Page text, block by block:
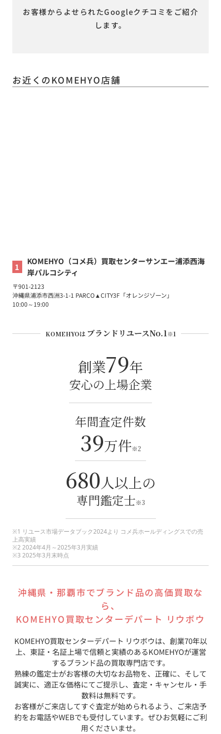
お客様からよせられたGoogleクチコミをご紹介
します。
お近くのKOMEHYO店舗
1
KOMEHYO（コメ兵）買取センターサンエー浦添西海
岸パルコシティ
〒901-2123
沖縄県浦添市西洲3-1-1 PARCO▲CITY3F「オレンジゾーン」
10:00～19:00
KOMEHYOは ブランドリユースNo.1※1
創業79年
安心の上場企業
年間査定件数
39万件※2
680人以上の
専門鑑定士※3
※1 リユース市場データブック2024より コメ兵ホールディングスでの売
上高実績
※2 2024年4月～2025年3月実績
※3 2025年3月末時点
沖縄県 ・ 那覇市でブランド品の高価買取な
ら、
KOMEHYO買取センターデパート リウボウ
KOMEHYO買取センターデパート リウボウは、創業70年以
上、東証・名証上場で信頼と実績のあるKOMEHYOが運営
するブランド品の買取専門店です。
熟練の鑑定士がお客様の大切なお品物を、正確に、そして
誠実に、適正な価格にてご提示し、査定・キャンセル・手
数料は無料です。
お客様がご来店してすぐ査定が始められるよう、ご来店予
約をお電話やWEBでも受付しています。ぜひお気軽にご利
用くださいませ。